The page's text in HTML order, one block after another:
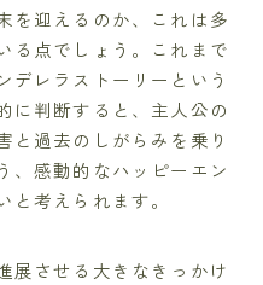
を迎えるのか、これは多
る点でしょう。これまで
デレラストーリーという
に判断すると、主人公の
と過去のしがらみを乗り
、感動的なハッピーエン
と考えられます。
展させる大きなきっかけ